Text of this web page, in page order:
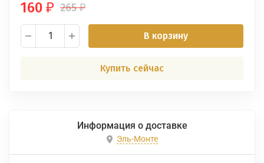
160 ₽ 265₽
В корзину
Купить сейчас
Информация о доставке
Эль-Монте